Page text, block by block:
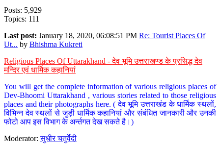
Posts: 5,929
Topics: 111
Last post: January 18, 2020, 06:08:51 PM Re: Tourist Places Of
Ut... by Bhishma Kukreti
Religious Places Of Uttarakhand - देव भूमि उत्तराखण्ड के प्रसिद्ध देव
मन्दिर एवं धार्मिक कहानियां
You will get the complete information of various religious places of
Dev-Bhoomi Uttarakhand , various stories related to those religious
places and their photographs here. ( देव भूमि उत्तराखंड के धार्मिक स्थलों,
विभिन्न देव स्थलों से जुड़ी धार्मिक कहानियां और संबंधित जानकारी और उनकी
फोटो आप इस विभाग के अर्न्तगत देख सकते है।)
Moderator:सुधीर चतुर्वेदी